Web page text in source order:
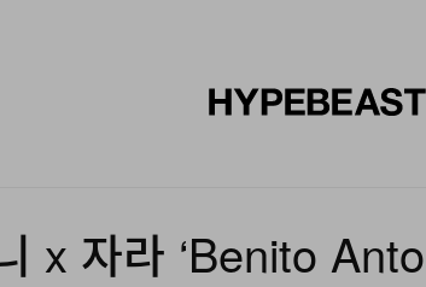
x 자라 ‘Benito